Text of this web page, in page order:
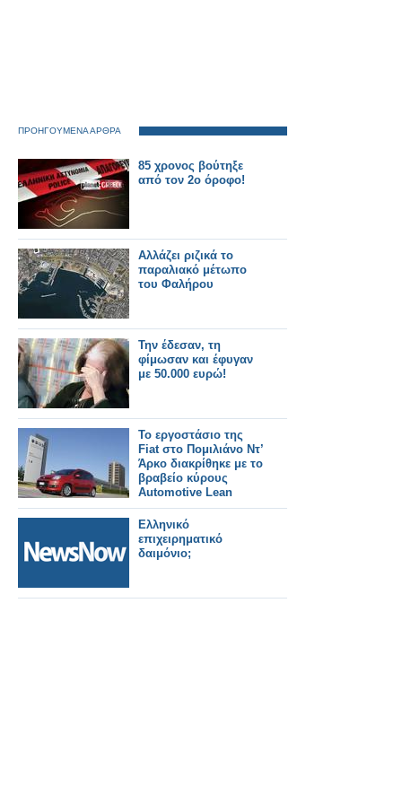
ΠΡΟΗΓΟΥΜΕΝΑ ΑΡΘΡΑ
85 χρονος βούτηξε
από τον 2ο όροφο!
Αλλάζει ριζικά το
παραλιακό μέτωπο
του Φαλήρου
Την έδεσαν, τη
φίμωσαν και έφυγαν
με 50.000 ευρώ!
Το εργοστάσιο της
Fiat στο Πομιλιάνο Ντ’
Άρκο διακρίθηκε με το
βραβείο κύρους
Automotive Lean
Production 2012
Ελληνικό
επιχειρηματικό
δαιμόνιο;